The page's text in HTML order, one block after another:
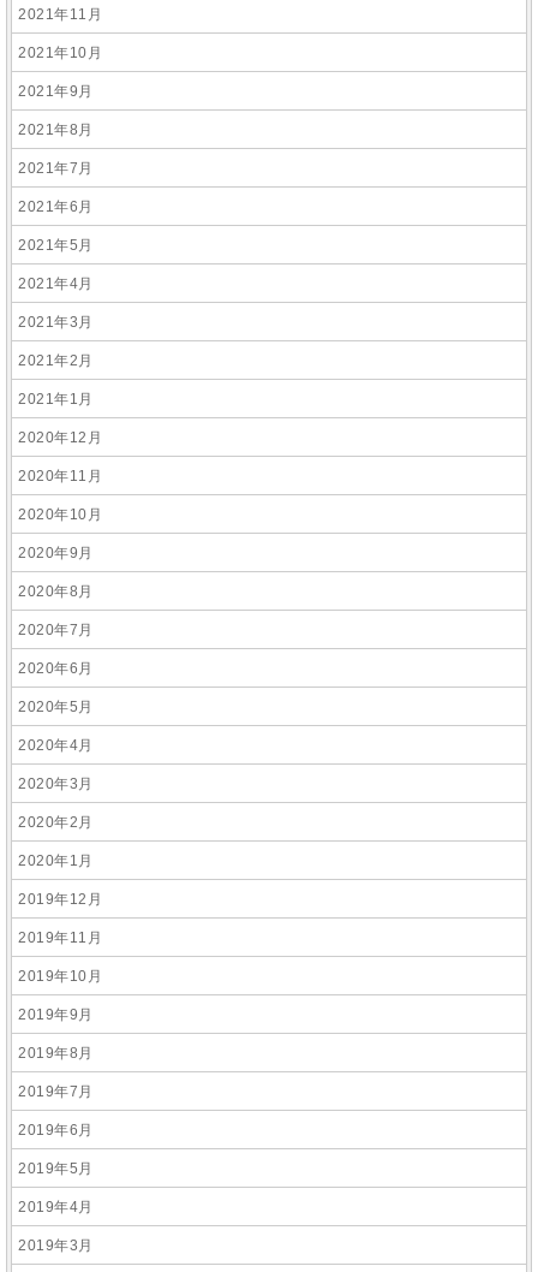
2021年11月
2021年10月
2021年9月
2021年8月
2021年7月
2021年6月
2021年5月
2021年4月
2021年3月
2021年2月
2021年1月
2020年12月
2020年11月
2020年10月
2020年9月
2020年8月
2020年7月
2020年6月
2020年5月
2020年4月
2020年3月
2020年2月
2020年1月
2019年12月
2019年11月
2019年10月
2019年9月
2019年8月
2019年7月
2019年6月
2019年5月
2019年4月
2019年3月